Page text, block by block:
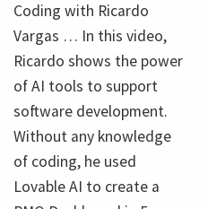
Coding with Ricardo
Vargas … In this video,
Ricardo shows the power
of AI tools to support
software development.
Without any knowledge
of coding, he used
Lovable AI to create a